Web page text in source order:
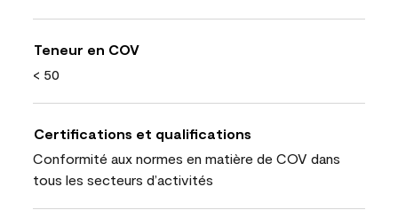
Teneur en COV
< 50
Certifications et qualifications
Conformité aux normes en matière de COV dans
tous les secteurs d’activités